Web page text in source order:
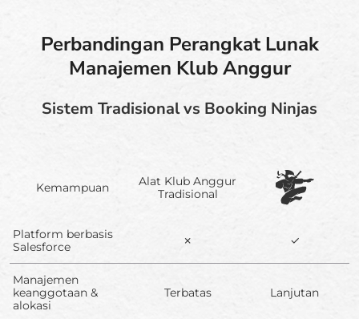
Perbandingan Perangkat Lunak
Manajemen Klub Anggur
Sistem Tradisional vs Booking Ninjas
Kemampuan
Alat Klub Anggur
Tradisional
Platform berbasis
Salesforce
✗ ✓
Manajemen
keanggotaan &
alokasi
Terbatas Lanjutan